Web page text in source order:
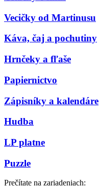
Vecičky od Martinusu
Káva, čaj a pochutiny
Hrnčeky a fľaše
Papiernictvo
Zápisníky a kalendáre
Hudba
LP platne
Puzzle
Prečítate na zariadeniach: